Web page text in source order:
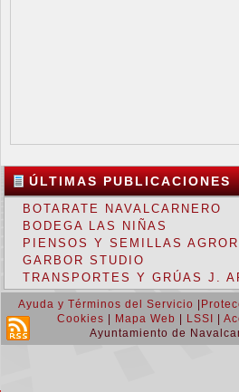
ÚLTIMAS PUBLICACIONES
BOTARATE NAVALCARNERO
BODEGA LAS NIÑAS
PIENSOS Y SEMILLAS
GARBOR STUDIO
TRANSPORTES Y GRÚAS J.
Ayuda y Términos del Servicio
Cookies
Mapa Web LSSI
Ayuntamiento de